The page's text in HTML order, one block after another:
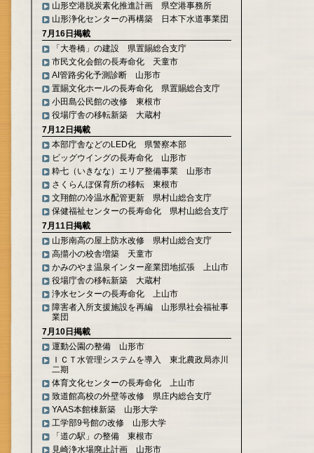
山形空港脱炭素化推進計画 県空港事務所
山形浄化センターの再構築 日本下水道事業団
7月16日掲載
「大巻橋」の建設 県置賜総合支庁
市民文化会館の長寿命化 天童市
AI管路劣化予測診断 山形市
置賜文化ホールの長寿命化 県置賜総合支庁
小田島公民館の改修 東根市
役場庁舎の移転新築 大蔵村
7月12日掲載
本部庁舎などのLED化 県警察本部
ビッグウイングの長寿命化 山形市
粋七（いきなな）エリア整備事業 山形市
さくらんぼ保育所の移転 東根市
文翔館の冷温水配管更新 県村山総合支庁
保健福祉センターの長寿命化 県村山総合支庁
7月11日掲載
山形南高の屋上防水改修 県村山総合支庁
高擶小の校舎増築 天童市
かみのやま温泉インター産業団地拡張 上山市
役場庁舎の移転新築 大蔵村
浄水センターの長寿命化 上山市
障害者入所支援施設を再編 山形県社会福祉事
業団
7月10日掲載
運動公園の整備 山形市
ＩＣＴ水管理システムを導入 東北農政局赤川
二期
体育文化センターの長寿命化 上山市
致道館高校の外壁等改修 県庄内総合支庁
YAAS本館棟新築 山形大学
工学部9号館の改修 山形大学
「道の駅」の整備 東根市
見崎浄水場廃止計画 山形市